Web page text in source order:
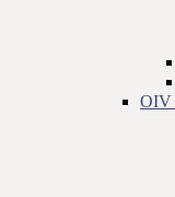
OIV